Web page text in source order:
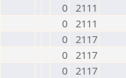
0 2111
0 2111
0 2117
0 2117
0 2117